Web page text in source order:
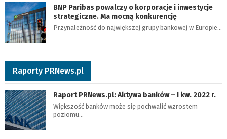
BNP Paribas powalczy o korporacje i inwestycje
strategiczne. Ma mocną konkurencję
Przynależność do największej grupy bankowej w Europie…
Raporty PRNews.pl
Raport PRNews.pl: Aktywa banków – I kw. 2022 r.
Większość banków może się pochwalić wzrostem
poziomu…